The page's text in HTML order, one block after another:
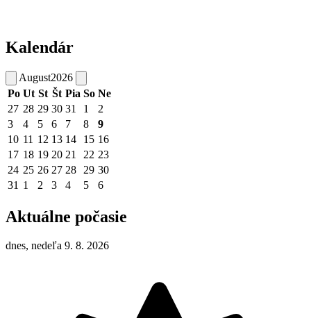
Kalendár
August2026
Po Ut St Št Pia So Ne
27 28 29 30 31 1
2
3
4 5 6 7 8
9
10 11 12 13 14 15 16
17 18 19 20 21 22 23
24 25 26 27 28 29 30
31 1 2 3 4 5 6
Aktuálne počasie
dnes, nedeľa 9. 8. 2026